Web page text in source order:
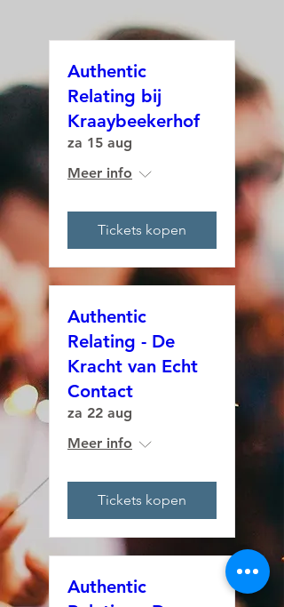
Authentic
Relating bij
Kraaybeekerhof
za 15 aug
Meer info
Tickets kopen
Authentic
Relating - De
Kracht van Echt
Contact
za 22 aug
Meer info
Tickets kopen
Authentic